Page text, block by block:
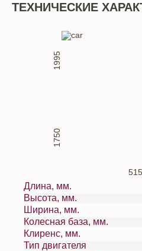
ТЕХНИЧЕСКИЕ
1750
1995
Длина, мм.
Высота, мм.
Ширина, мм.
Колесная база, мм.
Клиренс, мм.
Тип двигателя